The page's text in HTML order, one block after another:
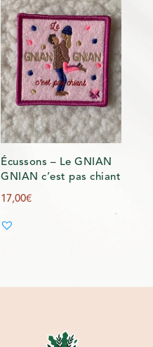
Écussons – Le GNIAN
GNIAN c’est pas chiant
17,00€